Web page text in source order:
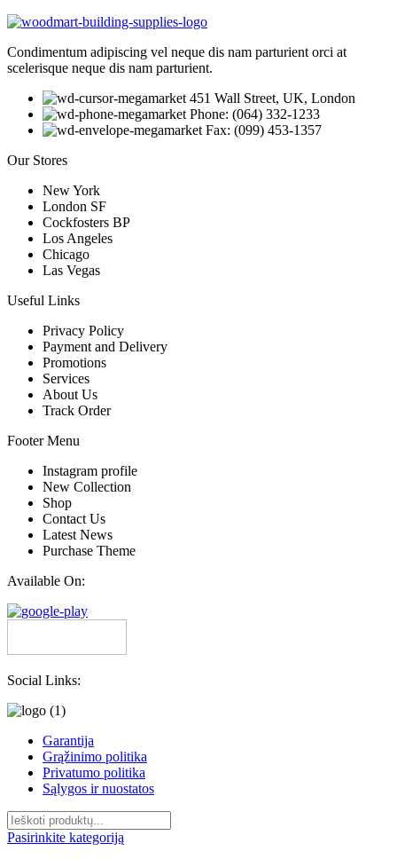
Condimentum adipiscing vel neque dis nam parturient orci at
scelerisque neque dis nam parturient.
451 Wall Street, UK, London
Phone: (064) 332-1233
Fax: (099) 453-1357
Our Stores
New York
London SF
Cockfosters BP
Los Angeles
Chicago
Las Vegas
Useful Links
Privacy Policy
Payment and Delivery
Promotions
Services
About Us
Track Order
Footer Menu
Instagram profile
New Collection
Shop
Contact Us
Latest News
Purchase Theme
Available On:
Social Links:
Garantija
Grąžinimo politika
Privatumo politika
Sąlygos ir nuostatos
Pasirinkite kategoriją